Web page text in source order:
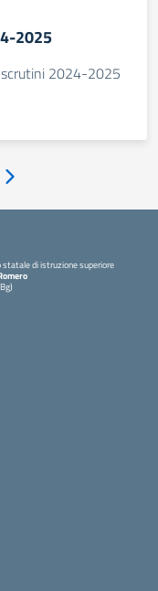
2025
scrutini 2024-2025
Pagina successiva
di istruzione superiore